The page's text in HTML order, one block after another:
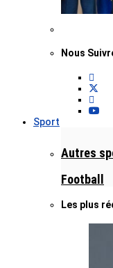
Nous
Sport
Autres
Football
Les plus